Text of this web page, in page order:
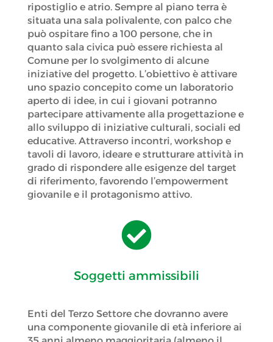
ripostiglio e atrio. Sempre al piano terra è
situata una sala polivalente, con palco che
può ospitare fino a 100 persone, che in
quanto sala civica può essere richiesta al
Comune per lo svolgimento di alcune
iniziative del progetto. L’obiettivo è attivare
uno spazio concepito come un laboratorio
aperto di idee, in cui i giovani potranno
partecipare attivamente alla progettazione e
allo sviluppo di iniziative culturali, sociali ed
educative. Attraverso incontri, workshop e
tavoli di lavoro, ideare e strutturare attività in
grado di rispondere alle esigenze del target
di riferimento, favorendo l’empowerment
giovanile e il protagonismo attivo.

Soggetti ammissibili
Enti del Terzo Settore che dovranno avere
una componente giovanile di età inferiore ai